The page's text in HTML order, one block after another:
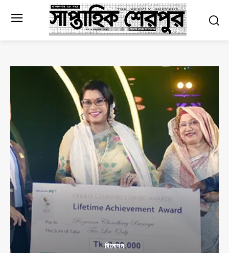
বিনোদন